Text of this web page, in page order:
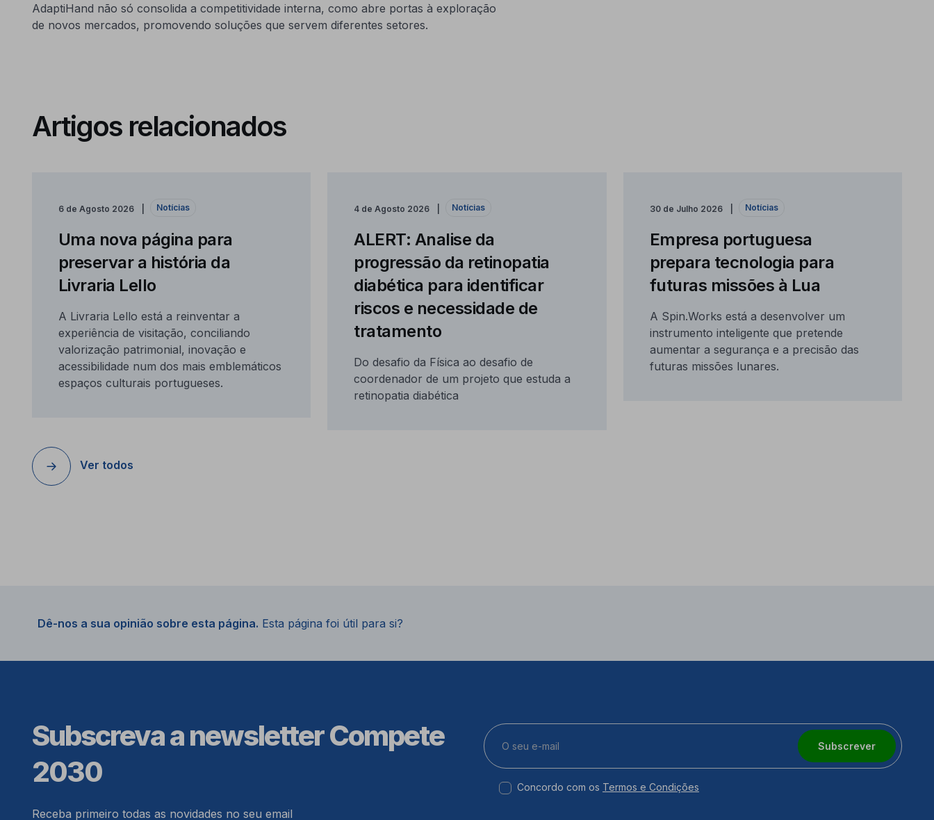
AdaptiHand não só consolida a competitividade interna, como abre portas à exploração
de novos mercados, promovendo soluções que servem diferentes setores.
Artigos relacionados
6 de Agosto 2026 Notícias
Uma nova página para
preservar a história da
Livraria Lello
A Livraria Lello está a reinventar a
experiência de visitação, conciliando
valorização patrimonial, inovação e
acessibilidade num dos mais emblemáticos
espaços culturais portugueses.
4 de Agosto 2026 Notícias
ALERT: Analise da
progressão da retinopatia
diabética para identificar
riscos e necessidade de
tratamento
Do desafio da Física ao desafio de
coordenador de um projeto que estuda a
retinopatia diabética
30 de Julho 2026 Notícias
Empresa portuguesa
prepara tecnologia para
futuras missões à Lua
A Spin.Works está a desenvolver um
instrumento inteligente que pretende
aumentar a segurança e a precisão das
futuras missões lunares.
Ver todos
Dê-nos a sua opinião sobre esta página. Esta página foi útil para si?
Subscreva a newsletter Compete
2030
Receba primeiro todas as novidades no seu email
Subscrever
Concordo com os Termos e Condições